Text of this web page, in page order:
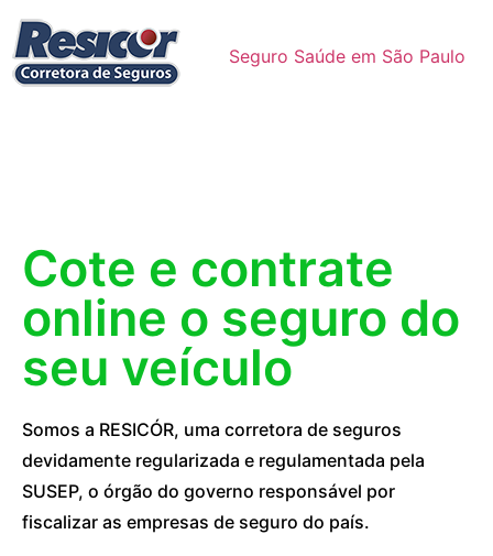
Seguro Saúde em São Paulo
Cote e contrate
online o seguro do
seu veículo
Somos a RESICÓR, uma corretora de seguros
devidamente regularizada e regulamentada pela
SUSEP, o órgão do governo responsável por
fiscalizar as empresas de seguro do país.